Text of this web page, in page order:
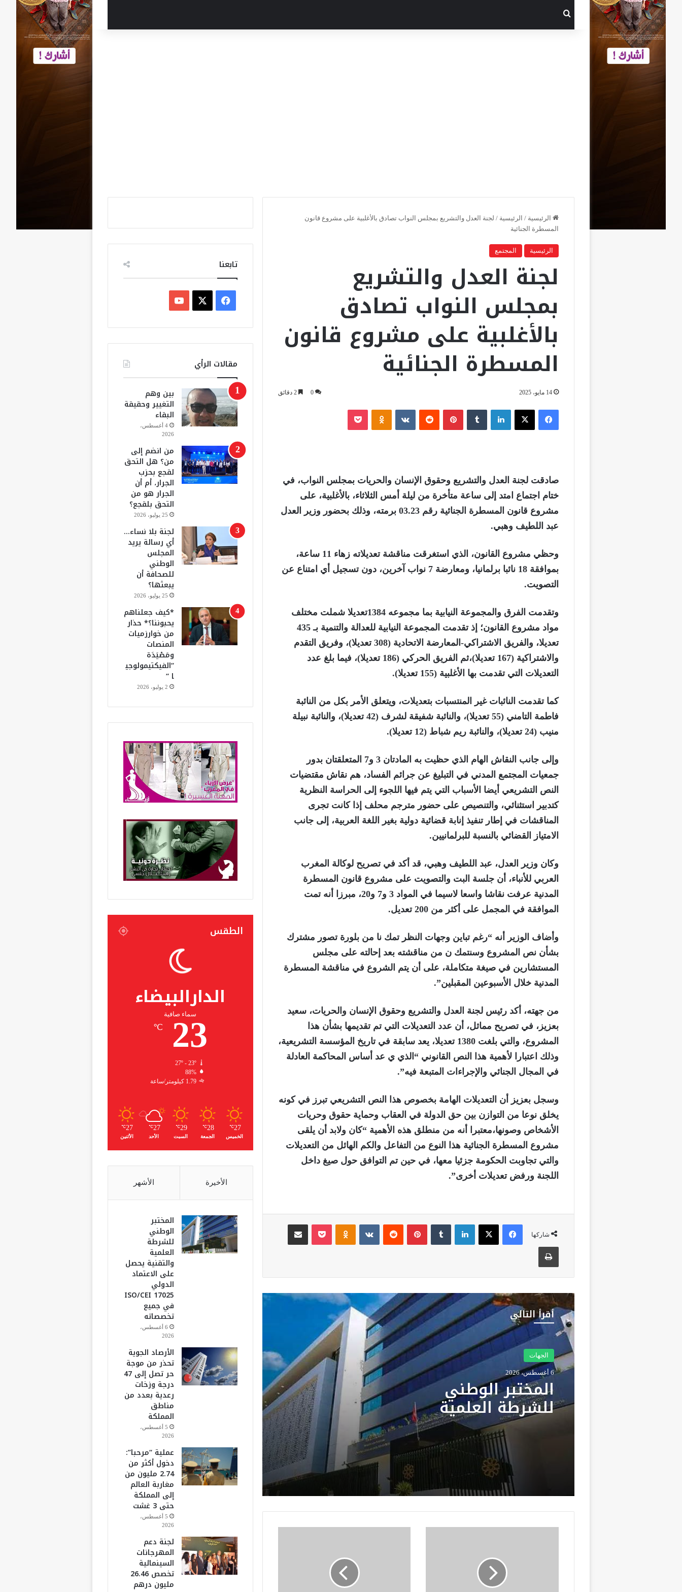
الرئيسية / الرئيسية / لجنة العدل والتشريع بمجلس النواب تصادق بالأغلبية على مشروع قانون
المسطرة الجنائية
الرئيسية المجتمع
لجنة العدل والتشريع
بمجلس النواب تصادق
بالأغلبية على مشروع قانون
المسطرة الجنائية
14 مايو، 2025 0 2 دقائق
فيسبوك ‫X لينكدإن بينتيريست
صادقت لجنة العدل والتشريع وحقوق الإنسان والحريات بمجلس النواب، في
ختام اجتماع امتد إلى ساعة متأخرة من ليلة أمس الثلاثاء، بالأغلبية، على
مشروع قانون المسطرة الجنائية رقم 03.23 برمته، وذلك بحضور وزير العدل
عبد اللطيف وهبي.
وحظي مشروع القانون، الذي استغرقت مناقشة تعديلاته زهاء 11 ساعة،
بموافقة 18 نائبا برلمانيا، ومعارضة 7 نواب آخرين، دون تسجيل أي امتناع عن
التصويت.
وتقدمت الفرق والمجموعة النيابية بما مجموعه 1384تعديلا شملت مختلف
مواد مشروع القانون؛ إذ تقدمت المجموعة النيابية للعدالة والتنمية بـ 435
تعديلا، والفريق الاشتراكي-المعارضة الاتحادية (308 تعديلا)، وفريق التقدم
والاشتراكية (167 تعديلا)،ثم الفريق الحركي (186 تعديلا)، فيما بلغ عدد
التعديلات التي تقدمت بها الأغلبية (155 تعديلا).
كما تقدمت النائبات غير المنتسبات بتعديلات، ويتعلق الأمر بكل من النائبة
فاطمة التامني (55 تعديلا)، والنائبة شفيقة لشرف (42 تعديلا)، والنائبة نبيلة
منيب (24 تعديلا)، والنائبة ريم شباط (12 تعديلا).
وإلى جانب النقاش الهام الذي حظيت به المادتان 3 و7 المتعلقتان بدور
جمعيات المجتمع المدني في التبليغ عن جرائم الفساد، هم نقاش مقتضيات
النص التشريعي أيضا الأسباب التي يتم فيها اللجوء إلى الحراسة النظرية
كتدبير استثنائي، والتنصيص على حضور مترجم محلف إذا كانت تجرى
المناقشات في إطار تنفيذ إنابة قضائية دولية بغير اللغة العربية، إلى جانب
الامتياز القضائي بالنسبة للبرلمانيين.
وكان وزير العدل، عبد اللطيف وهبي، قد أكد في تصريح لوكالة المغرب
العربي للأنباء، أن جلسة البت والتصويت على مشروع قانون المسطرة
المدنية عرفت نقاشا واسعا لاسيما في المواد 3 و7 و20، مبرزا أنه تمت
الموافقة في المجمل على أكثر من 200 تعديل.
وأضاف الوزير أنه “رغم تباين وجهات النظر تمك نا من بلورة تصور مشترك
بشأن نص المشروع وسنتمك ن من مناقشته بعد إحالته على مجلس
المستشارين في صيغة متكاملة، على أن يتم الشروع في مناقشة المسطرة
المدنية خلال الأسبوعين المقبلين”.
من جهته، أكد رئيس لجنة العدل والتشريع وحقوق الإنسان والحريات، سعيد
بعزيز، في تصريح مماثل، أن عدد التعديلات التي تم تقديمها بشأن هذا
المشروع، والتي بلغت 1380 تعديلا، يعد سابقة في تاريخ المؤسسة التشريعية،
وذلك اعتبارا لأهمية هذا النص القانوني “الذي ي عد أساس المحاكمة العادلة
في المجال الجنائي والإجراءات المتبعة فيه”.
وسجل بعزيز أن التعديلات الهامة بخصوص هذا النص التشريعي تبرز في كونه
يخلق نوعا من التوازن بين حق الدولة في العقاب وحماية حقوق وحريات
الأشخاص وصونها،معتبرا أنه من منطلق هذه الأهمية “كان ولابد أن يلقى
مشروع المسطرة الجنائية هذا النوع من التفاعل والكم الهائل من التعديلات
والتي تجاوبت الحكومة جزئيا معها، في حين تم التوافق حول صيغ داخل
اللجنة ورفض تعديلات أخرى”.
شاركها
فيسبوك ‫X لينكدإن بينتيريست
أقرأ التالي
الجهات
6 أغسطس، 2026
المختبر الوطني
للشرطة العلمية
والتقنية يحصل على
الاعتماد الدولي
ISO/CEI 17025 في
جميع تخصصاته
المختبر الوطني للشرطة العلمية
والتقنية يحصل على الاعتماد
جميع تخصصاته
الأرصاد الجوية تحذر من موجة حر
تصل إلى 47 درجة وزخات رعدية
بعدد من مناطق المملكة
عملية “مرحبا”: دخول أكثر من
2.74 مليون من مغاربة العالم
إلى المملكة حتى 3 غشت
لجنة دعم المهرجانات السينمائية
تخصص 26.46 مليون درهم
لدعم 40 مهرجانًا وتظاهرة
تابعنا
س
ب
ك
o
u
b
مقالات الرأي
بين وهم
التغيير وحقيقة
البقاء
4 أغسطس،
2026
من انضم إلى
من؟ هل التحق
لقجع بحزب
الجرار، أم أن
الجرار هو من
التحق بلقجع؟
25 يوليو، 2026
لجنة بلا نساء…
أي رسالة يريد
المجلس
الوطني
للصحافة أن
يبعثها؟
25 يوليو، 2026
*كيف جعلناهم
يحبوننا؟* حذار
من خوارزميات
المنصات
ومَصْيَدَة
“الفيكتيمولوجي
ا “
2 يوليو، 2026
الطقس
الدارالبيضاء
سماء صافية
23
℃
27º - 23º
88%
1.79 كيلومتر/ساعة
27
℃
الخميس
28
℃
الجمعة
29
℃
السبت
27
℃
الأحد
27
℃
الأثنين
الأخيرة الأشهر
المختبر
الوطني
للشرطة
العلمية
والتقنية يحصل
على الاعتماد
الدولي
ISO/CEI 17025
في جميع
تخصصاته
6 أغسطس،
2026
الأرصاد الجوية
تحذر من موجة
حر تصل إلى 47
درجة وزخات
رعدية بعدد من
مناطق
المملكة
5 أغسطس،
2026
عملية “مرحبا”:
دخول أكثر من
2.74 مليون من
مغاربة العالم
إلى المملكة
حتى 3 غشت
5 أغسطس،
2026
لجنة دعم
المهرجانات
السينمائية
تخصص 26.46
مليون درهم